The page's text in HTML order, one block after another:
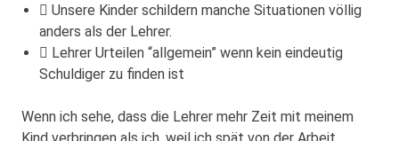
Unsere Kinder schildern manche Situationen völlig
anders als der Lehrer.
Lehrer Urteilen “allgemein” wenn kein eindeutig
Schuldiger zu finden ist
Wenn ich sehe, dass die Lehrer mehr Zeit mit meinem